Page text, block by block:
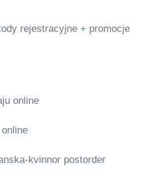
rejestracyjne + promocje
online
kvinnor postorder